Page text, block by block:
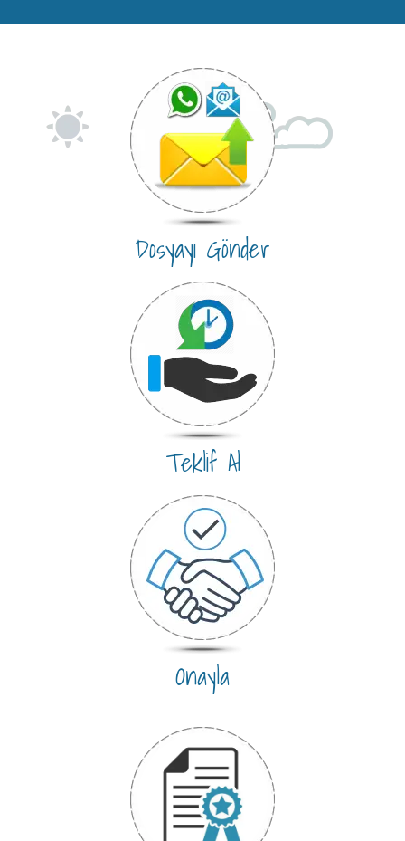
Dosyayı Gönder
Teklif Al
Onayla